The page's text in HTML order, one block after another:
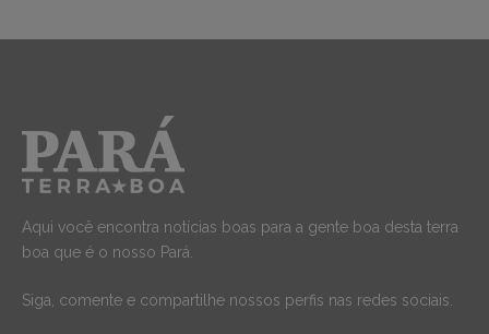
Aqui você encontra notícias boas para a gente boa desta terra
boa que é o nosso Pará.
Siga, comente e compartilhe nossos perfis nas redes sociais.